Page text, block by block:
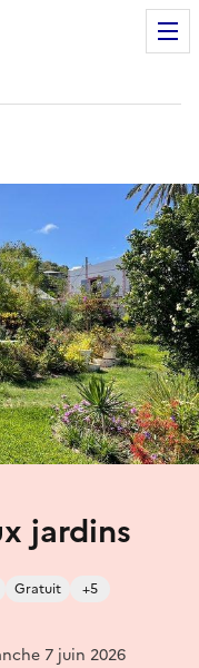
jardins
Gratuit +5
7 juin 2026